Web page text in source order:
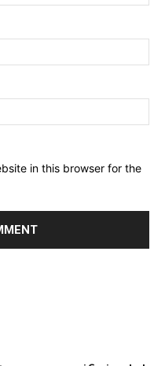
in this browser for the